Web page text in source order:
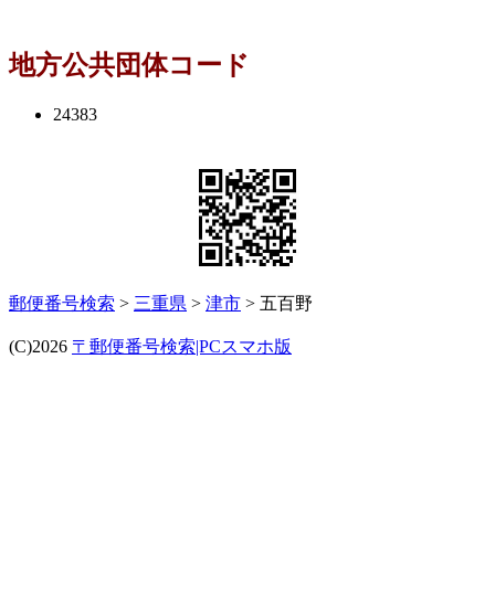
地方公共団体コード
24383
郵便番号検索 > 三重県 > 津市 > 五百野
(C)2026 〒郵便番号検索|PCスマホ版